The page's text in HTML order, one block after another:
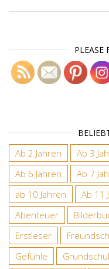
PLEASE
Ab 2 Jahren Ab 3
Ab 6 Jahren
Ab 7
ab 10 Jahren
Ab 11
Abenteuer
Erstleser
Gefühle